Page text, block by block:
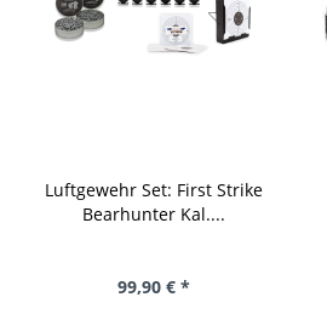
Luftgewehr Set: First Strike
Bearhunter Kal....
99,90 € *